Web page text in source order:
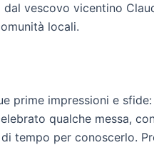
vescovo vicentino
locali.
prime impressioni e
qualche messa,
tempo per conoscerlo.